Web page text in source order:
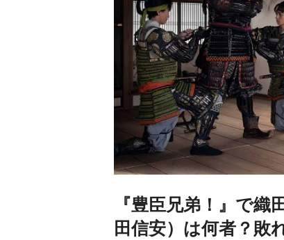
『豊臣兄弟！』で
田信安）は何者？敗